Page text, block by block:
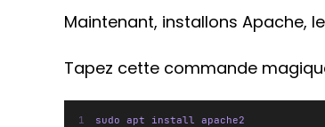
Maintenant, installons Apache,
Tapez cette commande
sudo apt install apache2